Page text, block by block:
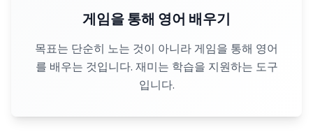
게임을 통해 영어 배우기
목표는 단순히 노는 것이 아니라 게임을 통해 영어
를 배우는 것입니다. 재미는 학습을 지원하는 도구
입니다.